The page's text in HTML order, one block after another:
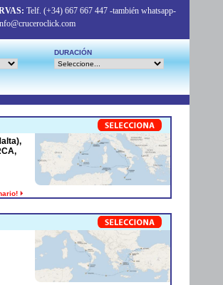
Telf. (+34) 667 667 447 -también whatsapp-
DURACIÓN